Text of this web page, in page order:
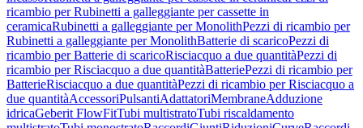
ricambio per Rubinetti a galleggiante per cassette in
ceramicaRubinetti a galleggiante per MonolithPezzi di ricambio per
Rubinetti a galleggiante per MonolithBatterie di scaricoPezzi di
ricambio per Batterie di scaricoRisciacquo a due quantitàPezzi di
ricambio per Risciacquo a due quantitàBatteriePezzi di ricambio per
BatterieRisciacquo a due quantitàPezzi di ricambio per Risciacquo a
due quantitàAccessoriPulsantiAdattatoriMembraneAdduzione
idricaGeberit FlowFitTubi multistratoTubi riscaldamento